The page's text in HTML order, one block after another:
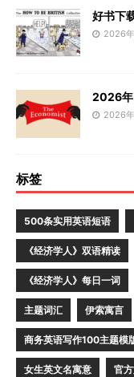
好书下
2026
2026年
2026
标签
500条实用英语短语
《经济学人》双语精读
《经济学人》每日一词
主题词汇 伊索寓言
商务英语写作100主题模
女生英文名寓意 官